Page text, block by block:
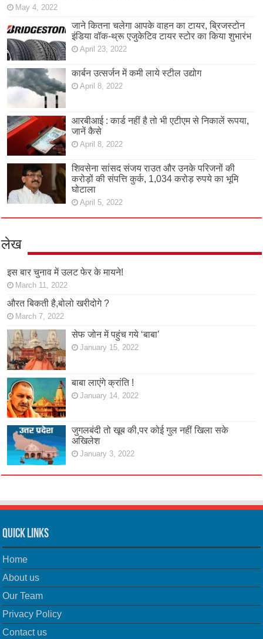
May 4, 2022
जाने कितना चलेगा आपके वाहन का टायर, ब्रिजस्टोन
इंडिया वॉक-थ्रू एजुकेटिव टायर स्टोर का किया शुभारंभ
April 23, 2022
कार्बन उत्सर्जन में कमी लाये स्टील उद्योग
April 8, 2022
आरबीआई : कार्ड नहीं है तो भी एटीएम से निकालें रूपया,
जानें कैसे
April 8, 2022
शिवसेना सांसद संजय राउत और उनके परिजनों की
करोड़ों की संपत्ति कुर्क, 1,034 करोड़ रुपये का भूमि
घोटाला
April 5, 2022
लेख
इस बार चुनाव में उलट फेर के मायने!
March 11, 2022
औरत बिकती है,बोलो खरीदोगे ?
March 7, 2022
सेफ जोन में पहुंच गये ‘बाबा’
January 15, 2022
बाबा लाएंगे क्रांति !
January 14, 2022
जुगलबंदी तो खूब की,पर कोई गुल नहीं खिला सके
अखिलेश
January 3, 2022
Quick Links
Home
About us
Our Team
Privacy Policy
Contact us